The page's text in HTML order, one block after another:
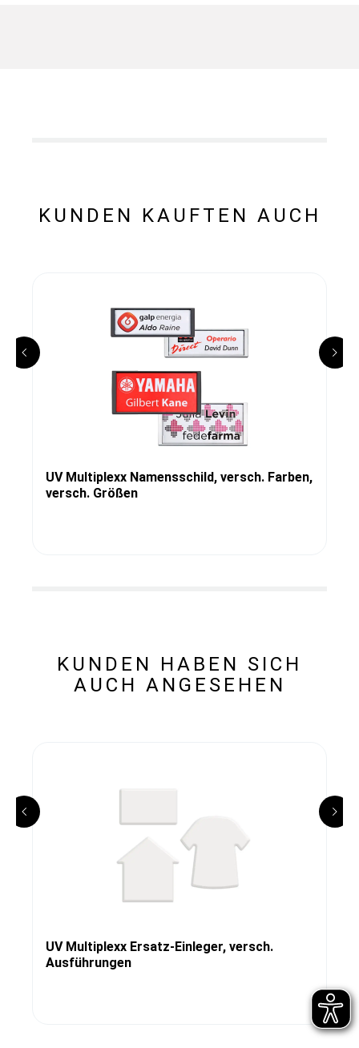
KUNDEN KAUFTEN AUCH
UV Multiplexx Namensschild, versch. Farben,
versch. Größen
KUNDEN HABEN SICH
AUCH ANGESEHEN
UV Multiplexx Ersatz-Einleger, versch.
Ausführungen